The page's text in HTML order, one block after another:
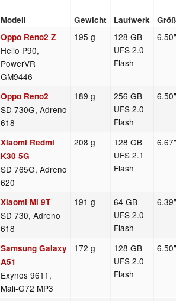
Modell Gewicht Laufwerk Größe
Oppo Reno2 Z
Helio P90,
PowerVR
GM9446
195 g
128 GB
UFS 2.0
Flash
6.50"
Oppo Reno2
SD 730G, Adreno
618
189 g
256 GB
UFS 2.0
Flash
6.50"
Xiaomi Redmi
K30 5G
SD 765G, Adreno
620
208 g
128 GB
UFS 2.1
Flash
6.67"
Xiaomi Mi 9T
SD 730, Adreno
618
191 g
64 GB
UFS 2.0
Flash
6.39"
Samsung Galaxy
A51
Exynos 9611,
Mali-G72 MP3
172 g
128 GB
UFS 2.0
Flash
6.50"